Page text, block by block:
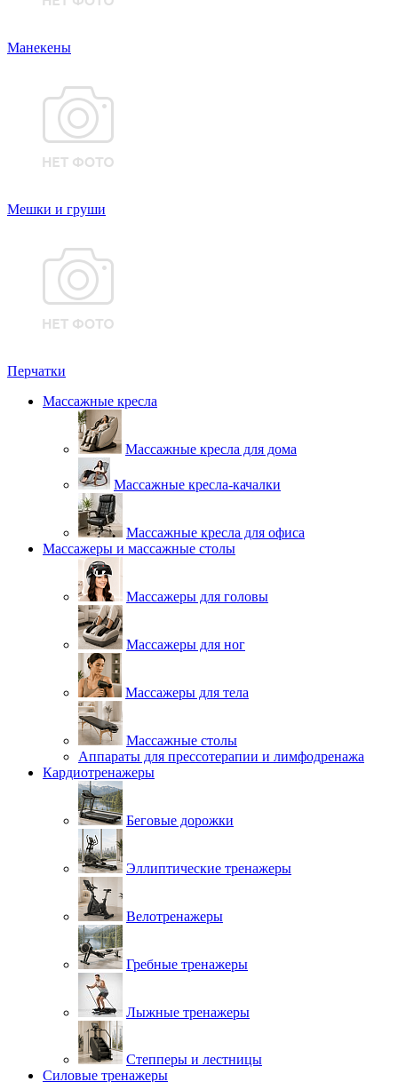
Манекены
Мешки и груши
Перчатки
Массажные кресла
Массажные кресла для дома
Массажные кресла-качалки
Массажные кресла для офиса
Массажеры и массажные столы
Массажеры для головы
Массажеры для ног
Массажеры для тела
Массажные столы
Аппараты для прессотерапии и лимфодренажа
Кардиотренажеры
Беговые дорожки
Эллиптические тренажеры
Велотренажеры
Гребные тренажеры
Лыжные тренажеры
Степперы и лестницы
Силовые тренажеры